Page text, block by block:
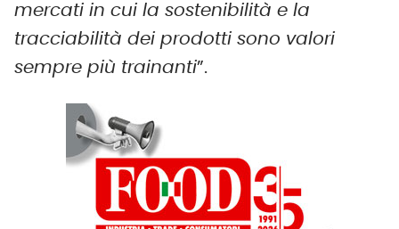
mercati in cui la sostenibilità e la
tracciabilità dei prodotti sono valori
sempre più trainanti”.